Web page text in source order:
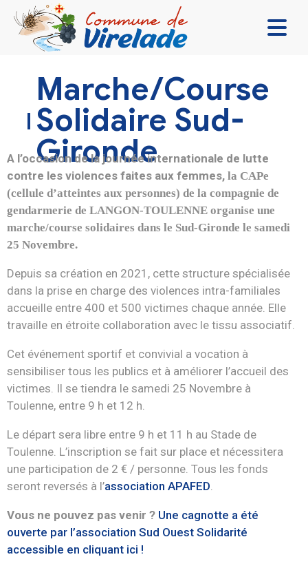
VIVRE ENSEMBLE
SE DIVERTIR
DÉCOUVRIR
CONTACT
Marche/Course
Solidaire Sud-
Gironde
A l’occasion de la journée internationale de lutte
contre les violences faites aux femmes, la CAPe
(cellule d’atteintes aux personnes) de la compagnie de
gendarmerie de LANGON-TOULENNE organise une
marche/course solidaires dans le Sud-Gironde le samedi
25 Novembre.
Depuis sa création en 2021, cette structure spécialisée
dans la prise en charge des violences intra-familiales
accueille entre 400 et 500 victimes chaque année. Elle
travaille en étroite collaboration avec le tissu associatif.
Cet événement sportif et convivial a vocation à
sensibiliser tous les publics et à améliorer l’accueil des
victimes. Il se tiendra le samedi 25 Novembre à
Toulenne, entre 9 h et 12 h.
Le départ sera libre entre 9 h et 11 h au Stade de
Toulenne. L’inscription se fait sur place et nécessitera
une participation de 2 € / personne. Tous les fonds
seront reversés à l’association APAFED.
Vous ne pouvez pas venir ? Une cagnotte a été
ouverte par l’association Sud Ouest Solidarité
accessible en cliquant ici !